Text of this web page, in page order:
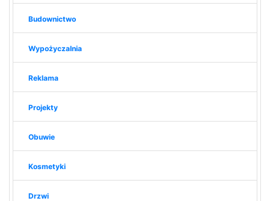
Budownictwo
Wypożyczalnia
Reklama
Projekty
Obuwie
Kosmetyki
Drzwi